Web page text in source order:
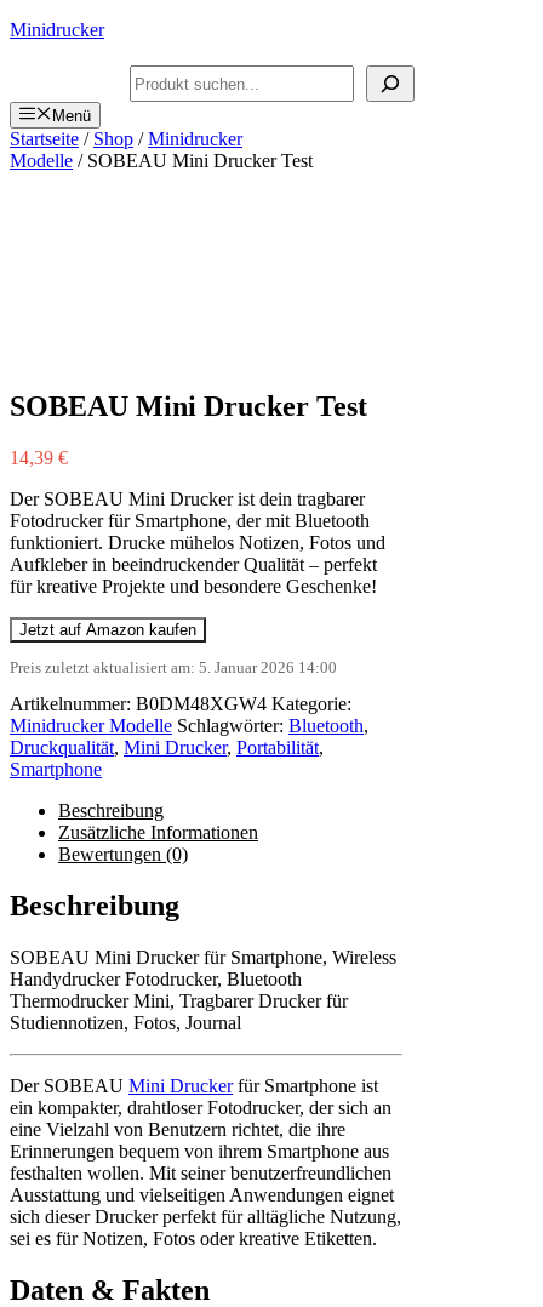
Zum
Minidrucker
Suchen
Menü
Startseite / Shop /Minidrucker
Modelle / SOBEAU Mini Drucker Test
SOBEAU Mini Drucker Test
14,39 €
Der SOBEAU Mini Drucker ist dein tragbarer
Fotodrucker für Smartphone, der mit Bluetooth
funktioniert. Drucke mühelos Notizen, Fotos und
Aufkleber in beeindruckender Qualität – perfekt
für kreative Projekte und besondere Geschenke!
Jetzt auf Amazon kaufen
Preis zuletzt aktualisiert am: 5. Januar 2026 14:00
Artikelnummer: B0DM48XGW4 Kategorie:
Minidrucker Modelle Schlagwörter: Bluetooth,
Druckqualität, Mini Drucker, Portabilität,
Smartphone
Beschreibung
Zusätzliche Informationen
Bewertungen (0)
Beschreibung
SOBEAU Mini Drucker für Smartphone, Wireless
Handydrucker Fotodrucker, Bluetooth
Thermodrucker Mini, Tragbarer Drucker für
Studiennotizen, Fotos, Journal
Der SOBEAU Mini Druckerfür Smartphone ist
ein kompakter, drahtloser Fotodrucker, der sich an
eine Vielzahl von Benutzern richtet, die ihre
Erinnerungen bequem von ihrem Smartphone aus
festhalten wollen. Mit seiner benutzerfreundlichen
Ausstattung und vielseitigen Anwendungen eignet
sich dieser Drucker perfekt für alltägliche Nutzung,
sei es für Notizen, Fotos oder kreative Etiketten.
Daten & Fakten